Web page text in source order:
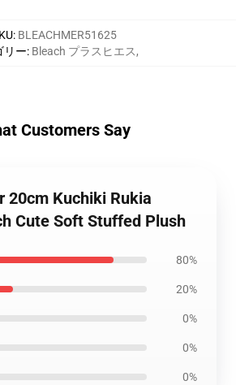
: BLEACHMER51625
リー: Bleach プラスヒエス,
Customers Say
20cm Kuchiki Rukia
Cute Soft Stuffed Plush
80%
20%
0%
0%
0%